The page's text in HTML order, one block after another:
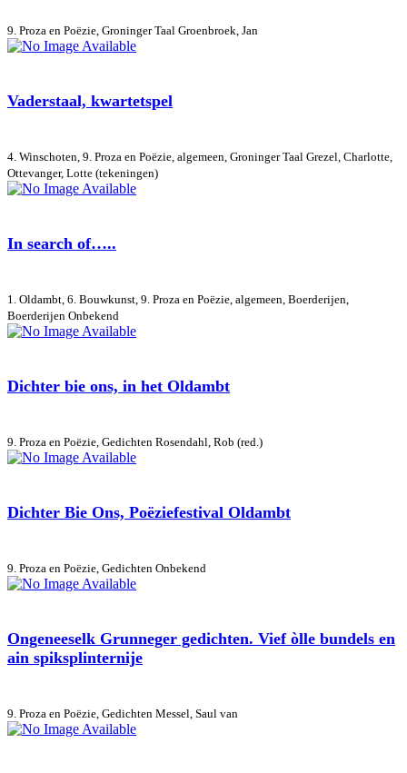
9. Proza en Poëzie, Groninger Taal Groenbroek, Jan
Vaderstaal, kwartetspel
4. Winschoten, 9. Proza en Poëzie, algemeen, Groninger Taal Grezel, Charlotte,
Ottevanger, Lotte (tekeningen)
In search of…..
1. Oldambt, 6. Bouwkunst, 9. Proza en Poëzie, algemeen, Boerderijen,
Boerderijen Onbekend
Dichter bie ons, in het Oldambt
9. Proza en Poëzie, Gedichten Rosendahl, Rob (red.)
Dichter Bie Ons, Poëziefestival Oldambt
9. Proza en Poëzie, Gedichten Onbekend
Ongeneeselk Grunneger gedichten. Vief òlle bundels en
ain spiksplinternije
9. Proza en Poëzie, Gedichten Messel, Saul van